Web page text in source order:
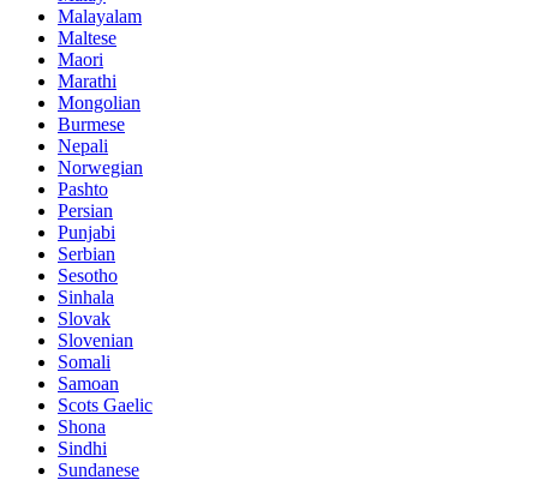
Malayalam
Maltese
Maori
Marathi
Mongolian
Burmese
Nepali
Norwegian
Pashto
Persian
Punjabi
Serbian
Sesotho
Sinhala
Slovak
Slovenian
Somali
Samoan
Scots Gaelic
Shona
Sindhi
Sundanese